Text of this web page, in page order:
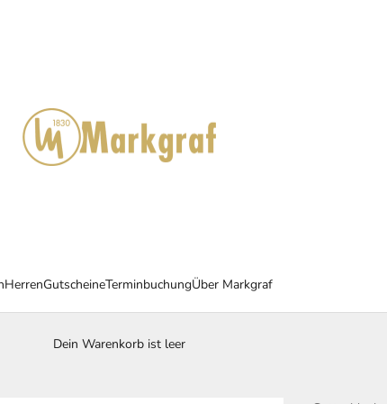
Markgraf Trachten
HerrenGutscheineTerminbuchungÜber Markgraf
Dein Warenkorb ist leer